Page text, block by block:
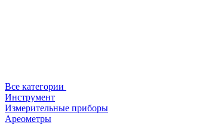
Все категории
Инструмент
Измерительные приборы
Ареометры